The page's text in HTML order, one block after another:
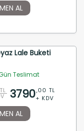
AL
Lale Buketi
Teslimat
3790,00 TL
+ KDV
AL